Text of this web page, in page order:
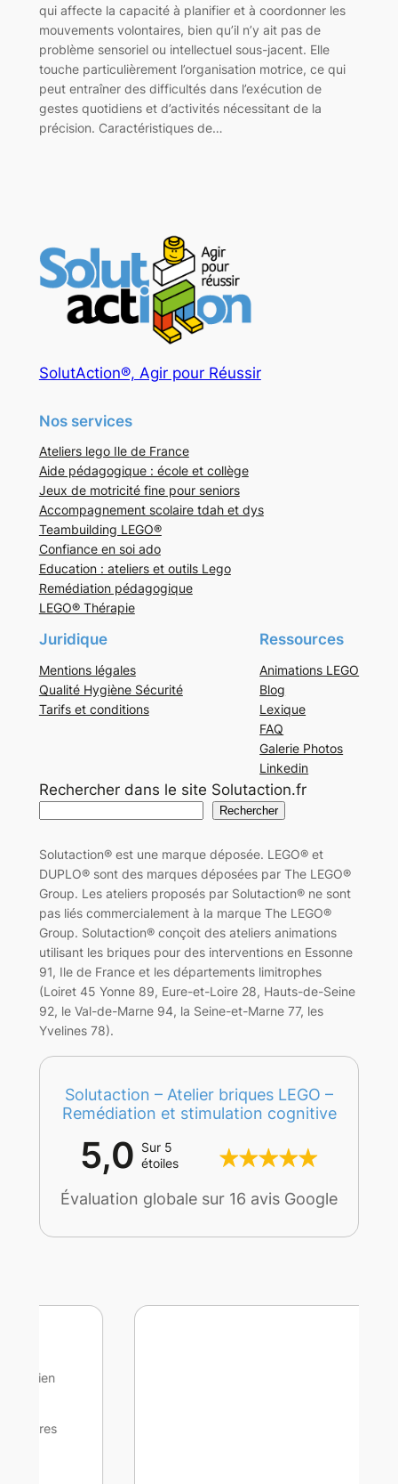
qui affecte la capacité à planifier et à coordonner les
mouvements volontaires, bien qu’il n’y ait pas de
problème sensoriel ou intellectuel sous-jacent. Elle
touche particulièrement l’organisation motrice, ce qui
peut entraîner des difficultés dans l’exécution de
gestes quotidiens et d’activités nécessitant de la
précision. Caractéristiques de…
SolutAction®, Agir pour Réussir
Nos services
Ateliers lego Ile de France
Aide pédagogique : école et collège
Jeux de motricité fine pour seniors
Accompagnement scolaire tdah et dys
Teambuilding LEGO®
Confiance en soi ado
Education : ateliers et outils Lego
Remédiation pédagogique
LEGO® Thérapie
Juridique
Mentions légales
Qualité Hygiène Sécurité
Tarifs et conditions
Ressources
Animations LEGO
Blog
Lexique
FAQ
Galerie Photos
Linkedin
Rechercher dans le site Solutaction.fr
Rechercher
Solutaction® est une marque déposée. LEGO® et
DUPLO® sont des marques déposées par The LEGO®
Group. Les ateliers proposés par Solutaction® ne sont
pas liés commercialement à la marque The LEGO®
Group. Solutaction® conçoit des ateliers animations
utilisant les briques pour des interventions en Essonne
91, Ile de France et les départements limitrophes
(Loiret 45 Yonne 89, Eure-et-Loire 28, Hauts-de-Seine
92, le Val-de-Marne 94, la Seine-et-Marne 77, les
Yvelines 78).
Solutaction – Atelier briques LEGO –
Remédiation et stimulation cognitive
5,0 Sur 5
étoiles
Évaluation globale sur 16 avis Google